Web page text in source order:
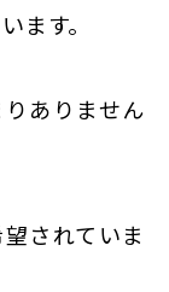
ます。
ありません
されていま